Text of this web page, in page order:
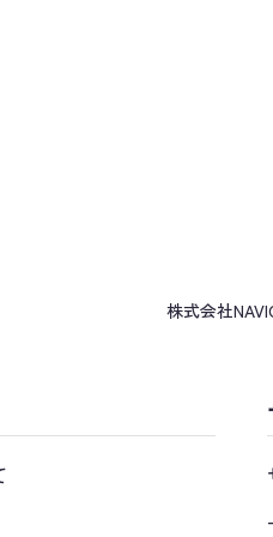
情報保護に関する個人情報保
からの苦情及び相談が来た場
東京都千代田区神田練塀町
社NAVICUS 個人情報保護責
株式会社